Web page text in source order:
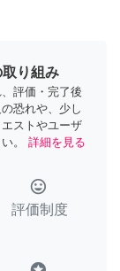
り組み
評価・完了後
恐れや、少し
ストやユーザ
。
詳細を見る
tag_faces
評価制度